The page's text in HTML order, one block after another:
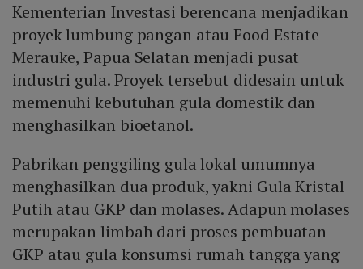
Kementerian Investasi berencana menjadikan
proyek lumbung pangan atau Food Estate
Merauke, Papua Selatan menjadi pusat
industri gula. Proyek tersebut didesain untuk
memenuhi kebutuhan gula domestik dan
menghasilkan bioetanol.
Pabrikan penggiling gula lokal umumnya
menghasilkan dua produk, yakni Gula Kristal
Putih atau GKP dan molases. Adapun molases
merupakan limbah dari proses pembuatan
GKP atau gula konsumsi rumah tangga yang